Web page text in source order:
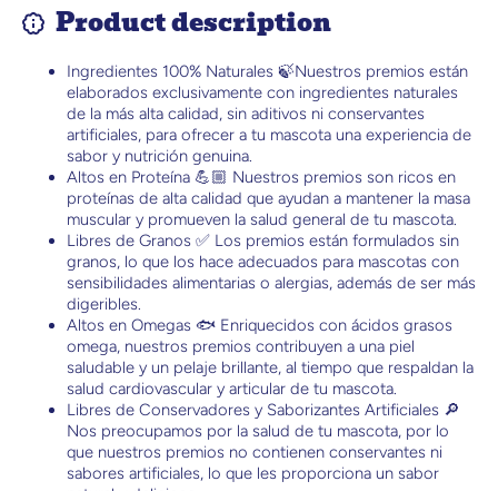
Product description
Ingredientes 100% Naturales 🍃Nuestros premios están
elaborados exclusivamente con ingredientes naturales
de la más alta calidad, sin aditivos ni conservantes
artificiales, para ofrecer a tu mascota una experiencia de
sabor y nutrición genuina.
Altos en Proteína 💪🏼 Nuestros premios son ricos en
proteínas de alta calidad que ayudan a mantener la masa
muscular y promueven la salud general de tu mascota.
Libres de Granos ✅ Los premios están formulados sin
granos, lo que los hace adecuados para mascotas con
sensibilidades alimentarias o alergias, además de ser más
digeribles.
Altos en Omegas 🐟 Enriquecidos con ácidos grasos
omega, nuestros premios contribuyen a una piel
saludable y un pelaje brillante, al tiempo que respaldan la
salud cardiovascular y articular de tu mascota.
Libres de Conservadores y Saborizantes Artificiales 🔎
Nos preocupamos por la salud de tu mascota, por lo
que nuestros premios no contienen conservantes ni
sabores artificiales, lo que les proporciona un sabor